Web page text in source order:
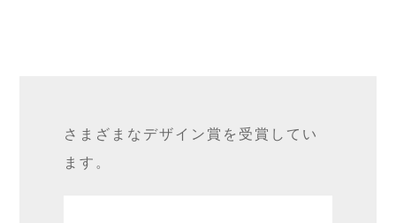
さまざまなデザイン賞を受賞してい
ます。